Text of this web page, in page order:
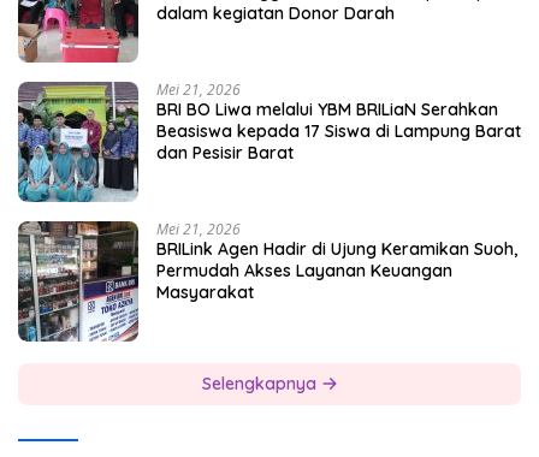
dalam kegiatan Donor Darah
Mei 21, 2026
BRI BO Liwa melalui YBM BRILiaN Serahkan
Beasiswa kepada 17 Siswa di Lampung Barat
dan Pesisir Barat
Mei 21, 2026
BRILink Agen Hadir di Ujung Keramikan Suoh,
Permudah Akses Layanan Keuangan
Masyarakat
Selengkapnya